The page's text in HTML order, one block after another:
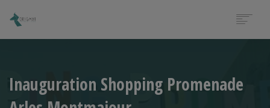
NOS PRESTATIONS
MARIAGE
Inauguration Shopping Promenade